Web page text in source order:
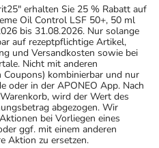
erhalten Sie 25 % Rabatt auf
Oil Control LSF 50+, 50 ml
bis 31.08.2026. Nur solange
auf rezeptpflichtige Artikel,
und Versandkosten sowie bei
Nicht mit anderen
kombinierbar und nur
oder in der APONEO App. Nach
wird der Wert des
abgezogen. Wir
bei Vorliegen eines
ggf. mit einem anderen
Aktion zu ersetzen.